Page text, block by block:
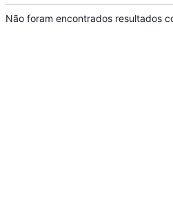
Não foram encontrados resultados